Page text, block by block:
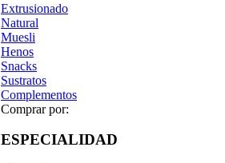
Extrusionado
Natural
Muesli
Henos
Snacks
Sustratos
Complementos
Comprar por:
ESPECIALIDAD